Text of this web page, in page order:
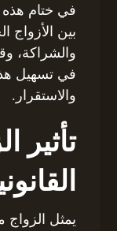
في ختام هذه
بين الأزواج
والشراكة،
في تسهيل
والاستقرار.
تأثير
يمثل